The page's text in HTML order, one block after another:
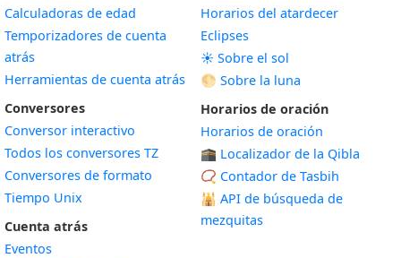
Calculadoras de edad
Temporizadores de cuenta
atrás
Herramientas de cuenta atrás
Conversores
Conversor interactivo
Todos los conversores TZ
Conversores de formato
Tiempo Unix
Cuenta atrás
Eventos
Horarios del atardecer
Eclipses
☀️ Sobre el sol
🌕 Sobre la luna
Horarios de oración
Horarios de oración
🕋 Localizador de la Qibla
📿 Contador de Tasbih
🕌 API de búsqueda de
mezquitas